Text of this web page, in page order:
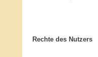
Rechte des Nutzers